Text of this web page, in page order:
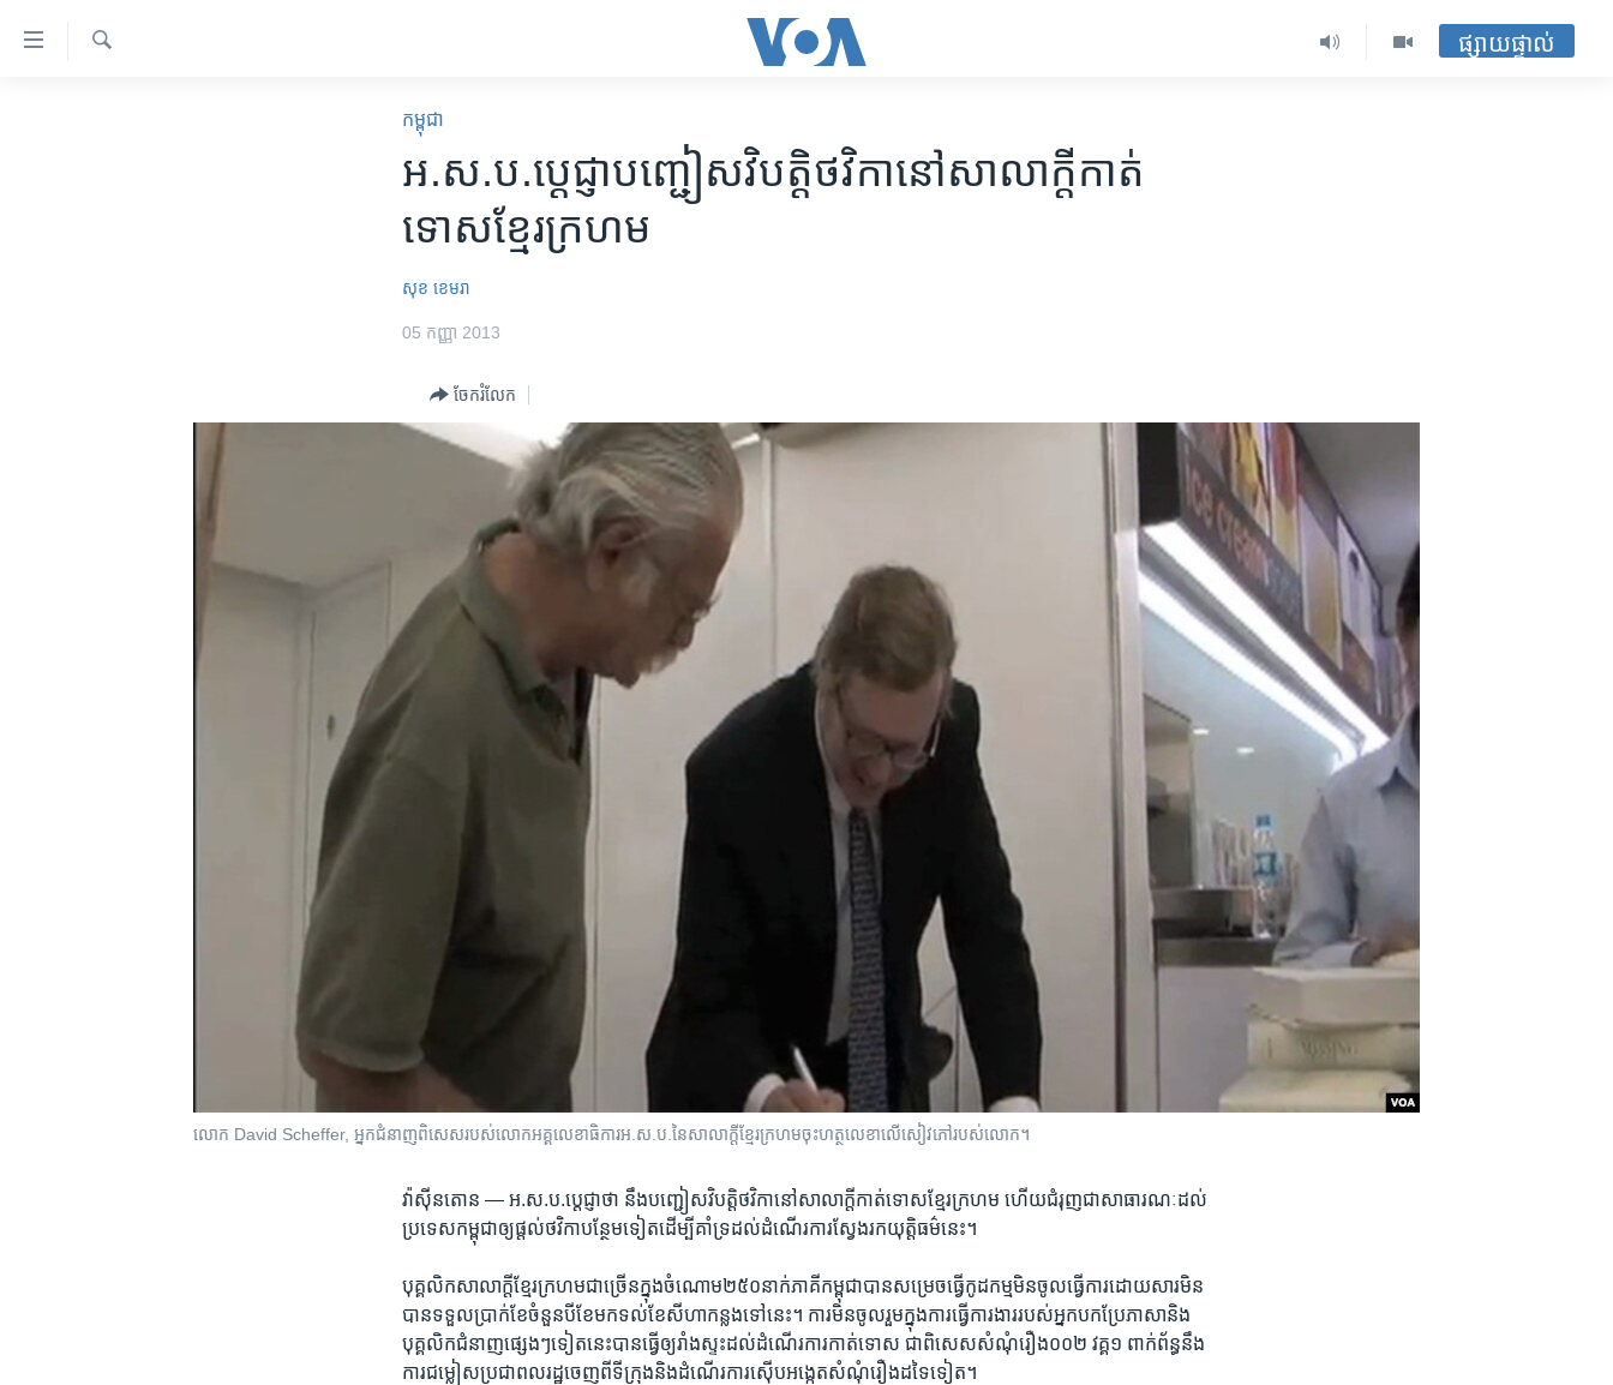
ទៅ​
ផ្សាយផ្ទាល់
កម្ពុជា
អ.ស.ប.​ប្តេជ្ញា​បញ្ជៀស​វិបត្តិ​ថវិកា​នៅ​សាលាក្តី​កាត់
ទោស​ខ្មែរក្រហម
សុខ ខេមរា
05 កញ្ញា 2013
ចែករំលែក
លោក David Scheffer, អ្នកជំនាញ​ពិសេស​របស់​លោក​​អគ្គ​លេខាធិការ​អ.ស.ប.​​នៃ​សាលាក្តី​ខ្មែរក្រហម​​ចុះ​ហត្ថលេខា​លើ​សៀវភៅ​របស់លោក។
វ៉ាស៊ីនតោន —អ.ស.ប.​ប្តេជ្ញា​ថា ​នឹងបញ្ជៀស​វិបត្តិ​ថវិកា​នៅ​សាលាក្តី​កាត់ទោស​ខ្មែរក្រហម​ ហើយ​ជំរុញ​ជា​សាធារណៈ​ដល់​
ប្រទេស​កម្ពុជា​ឲ្យ​ផ្តល់​ថវិកា​បន្ថែម​ទៀត​ដើម្បី​គាំទ្រ​ដល់​ដំណើរការ​ស្វែង​រក​យុត្តិធម៌​នេះ។​
បុគ្គលិក​សាលាក្តី​ខ្មែរក្រហម​ជាច្រើន​ក្នុង​ចំណោម​២៥០​នាក់​ភាគី​កម្ពុជា​បាន​សម្រេចធ្វើ​កូដកម្ម​មិន​ចូល​ធ្វើការ​ដោយសារ​មិន​
បាន​ទទួល​ប្រាក់ខែ​ចំនួន​បី​ខែ​មក​ទល់ខែ​សីហា​កន្លង​ទៅ​នេះ។​ ការមិន​ចូលរួម​ក្នុង​ការ​ធ្វើការងារ​របស់​អ្នក​បកប្រែ​ភាសានិង​
បុគ្គលិក​ជំនាញ​ផ្សេងៗ​ទៀត​នេះ​បាន​ធ្វើឲ្យ​រាំងស្ទះ​ដល់​ដំណើរ​ការ​កាត់ទោស ​ជាពិសេស​សំណុំរឿង​០០២​ វគ្គ១​ ពាក់ព័ន្ធ​នឹង​
ការ​ជម្លៀសប្រជា​ពលរដ្ឋ​ចេញ​ពី​ទីក្រុង​និង​ដំណើរការ​ស៊ើប​អង្កេត​សំណុំ​រឿង​ដទៃ​ទៀត។